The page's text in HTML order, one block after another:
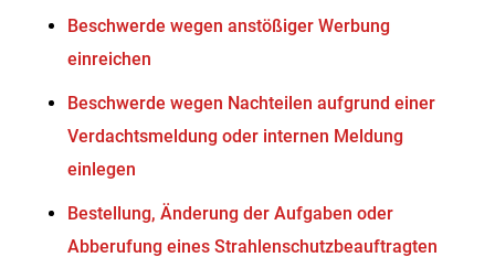
Beschwerde wegen anstößiger Werbung
einreichen
Beschwerde wegen Nachteilen aufgrund einer
Verdachtsmeldung oder internen Meldung
einlegen
Bestellung, Änderung der Aufgaben oder
Abberufung eines Strahlenschutzbeauftragten